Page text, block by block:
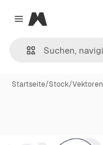
Close menu
Magnific
Startseite/Stock/Vektoren